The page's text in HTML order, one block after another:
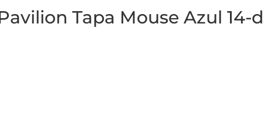
Tapa Mouse Azul 14-